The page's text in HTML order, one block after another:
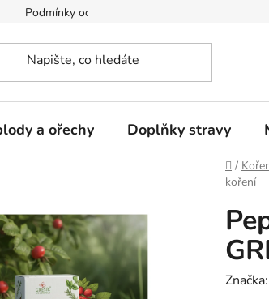
Podmínky ochrany osobních údajů
a ořechy Doplňky stravy
Domů
/
koření